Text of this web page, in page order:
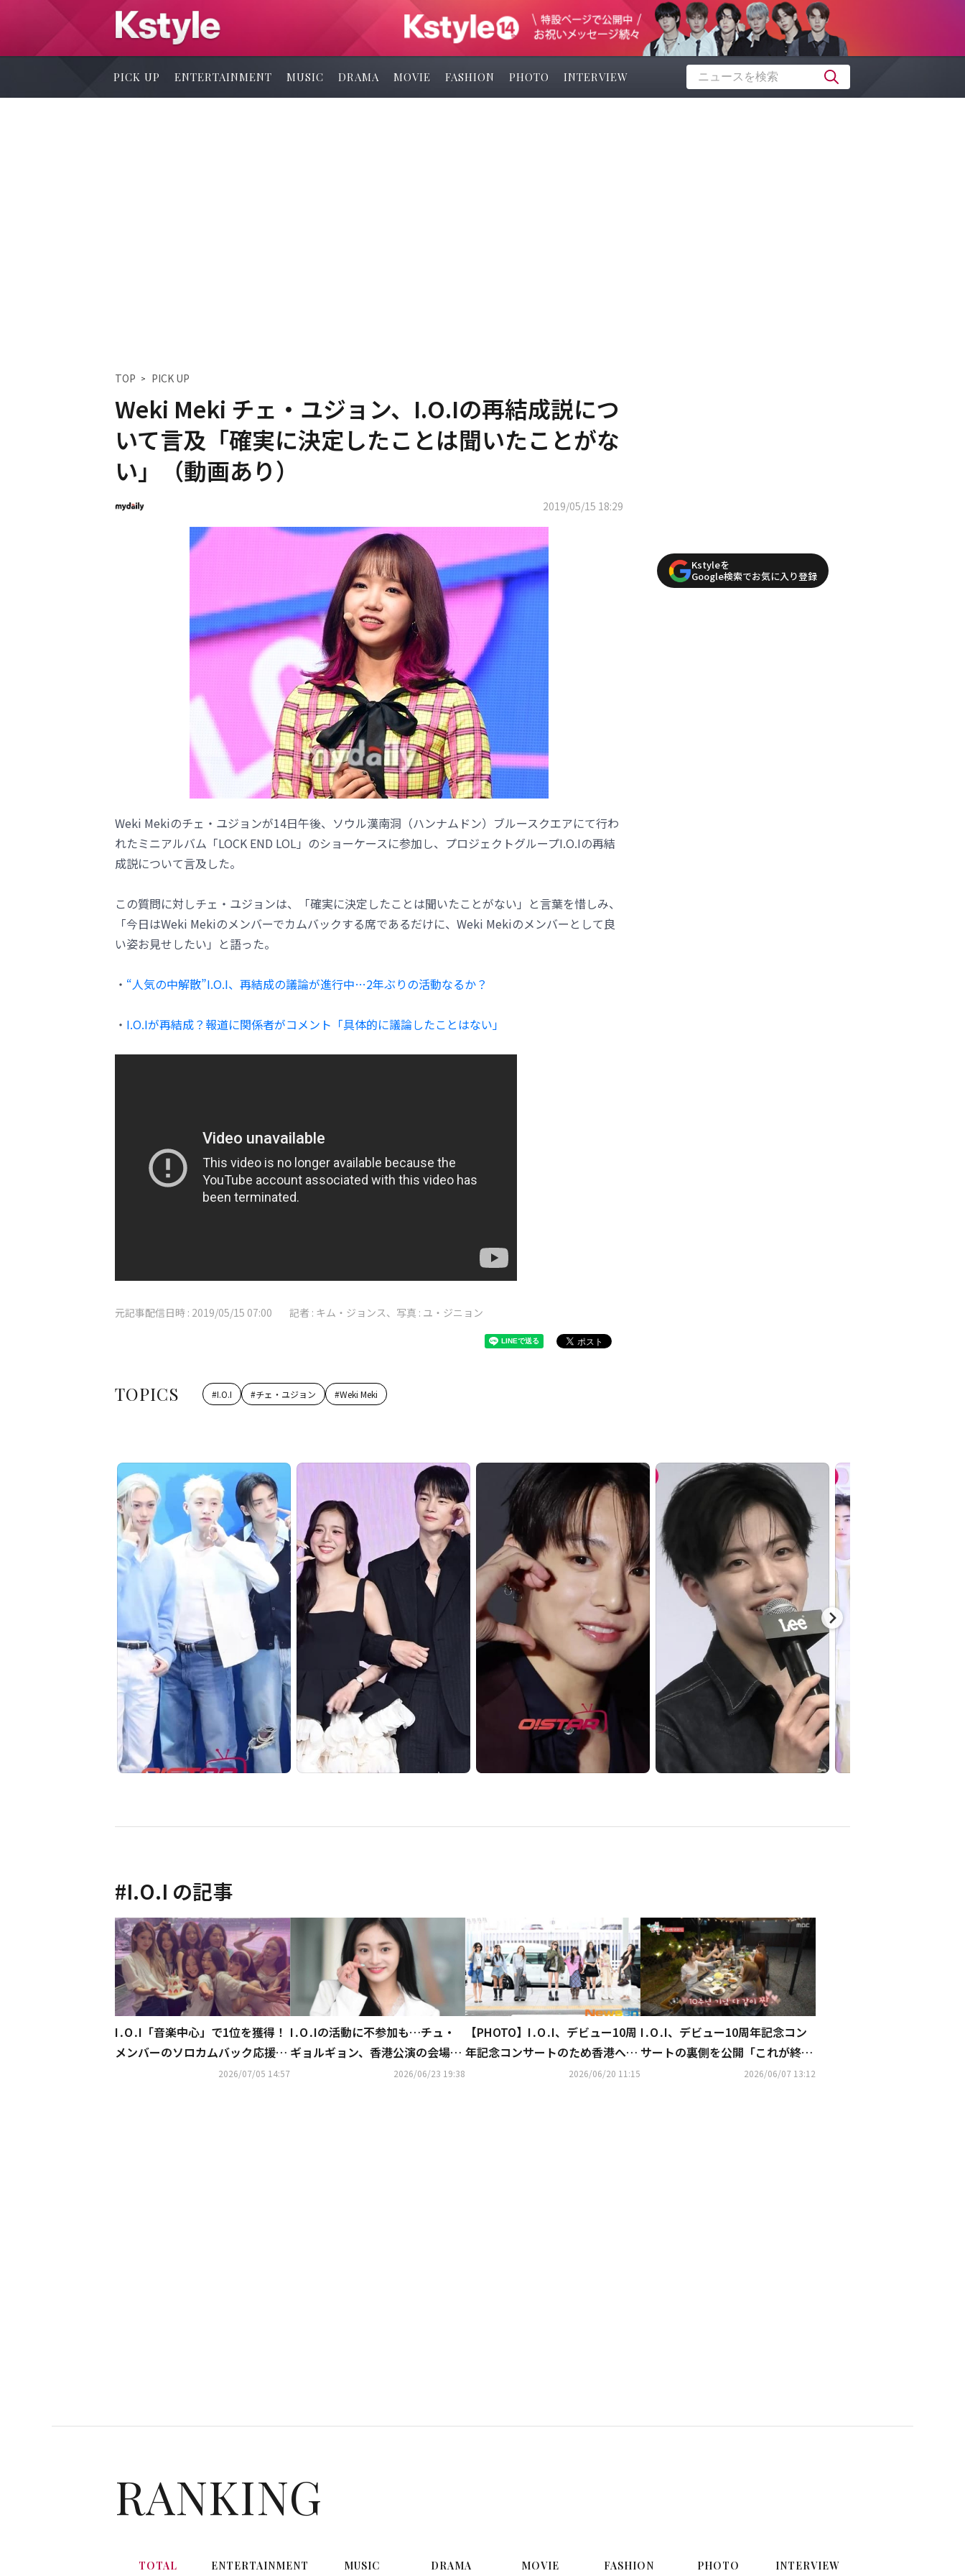
PICK UP ENTERTAINMENT MUSIC DRAMA MOVIE FASHION PHOTO INTERVIEW
TOP PICK UP
Weki Meki チェ・ユジョン、I.O.Iの再結成説につ
いて言及「確実に決定したことは聞いたことがな
い」（動画あり）
2019/05/15 18:29
Weki Mekiのチェ・ユジョンが14日午後、ソウル漢南洞（ハンナムドン）ブルースクエアにて行わ
れたミニアルバム「LOCK END LOL」のショーケースに参加し、プロジェクトグループI.O.Iの再結
成説について言及した。
この質問に対しチェ・ユジョンは、「確実に決定したことは聞いたことがない」と言葉を惜しみ、
「今日はWeki Mekiのメンバーでカムバックする席であるだけに、Weki Mekiのメンバーとして良
い姿お見せしたい」と語った。
・ “人気の中解散”I.O.I、再結成の議論が進行中…2年ぶりの活動なるか？
・ I.O.Iが再結成？報道に関係者がコメント「具体的に議論したことはない」
元記事配信日時 : 2019/05/15 07:00 記者 : キム・ジョンス、写真 : ユ・ジニョン
TOPICS #I.O.I #チェ・ユジョン #Weki Meki
Kstyleを
Google検索でお気に入り登録
#I.O.I の記事
I․O․I「音楽中心」で1位を獲得！
メンバーのソロカムバック応援…
2026/07/05 14:57
I․O․Iの活動に不参加も…チュ・
ギョルギョン、香港公演の会場を
訪れメンバーと再会！変わらぬ友
2026/06/23 19:38
【PHOTO】I․O․I、デビュー10周
年記念コンサートのため香港へ出
2026/06/20 11:15
I․O․I、デビュー10周年記念コン
サートの裏側を公開「これが終わ
りだとは思ってない」2026/06/07 13:12
RANKING
TOTAL ENTERTAINMENT MUSIC DRAMA MOVIE FASHION PHOTO INTERVIEW